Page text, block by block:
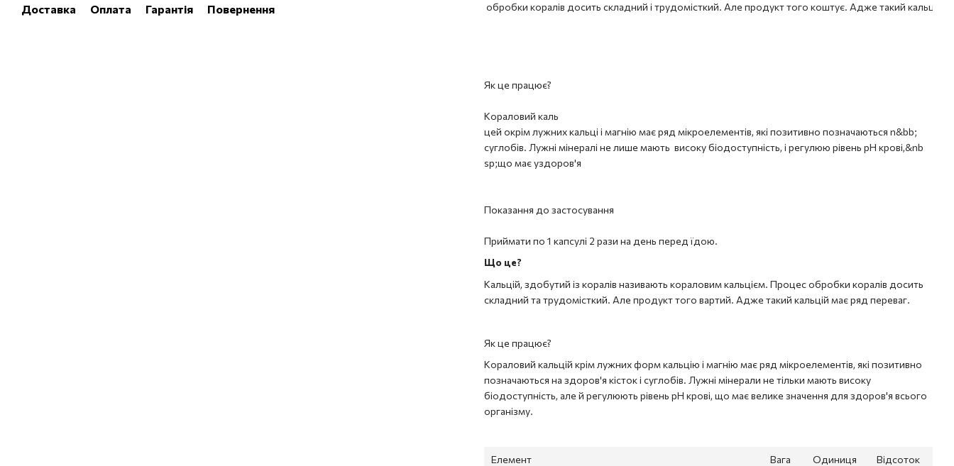
Доставка Оплата Гарантія Повернення
обробки коралів досить складний і трудомісткий. Але продукт того коштує. Адже такий кальцій
Як це працює?
Кораловий каль
цей окрім лужних кальці і магнію має ряд мікроелементів, які позитивно позначаються n&bb;
суглобів. Лужні мінералі не лише мають високу біодоступність, і регулюю рівень pH крові,&nb
sp;що має уздоров'я
Показання до застосування
Приймати по 1 капсулі 2 рази на день перед їдою.
Що це?
Кальцій, здобутий із коралів називають кораловим кальцієм. Процес обробки коралів досить
складний та трудомісткий. Але продукт того вартий. Адже такий кальцій має ряд переваг.
Як це працює?
Кораловий кальцій крім лужних форм кальцію і магнію має ряд мікроелементів, які позитивно
позначаються на здоров'я кісток і суглобів. Лужні мінерали не тільки мають високу
біодоступність, але й регулюють рівень pH крові, що має велике значення для здоров'я всього
організму.
Елемент Вага Одиниця Відсоток